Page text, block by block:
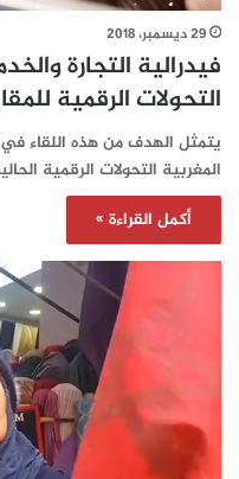
29 ديسمبر، 2018
فيدرالية التجارة
التحولات الرقمية
يتمثل الهدف من هذه اللقاء
المغربية التحولات الرقمية
أكمل القراءة »